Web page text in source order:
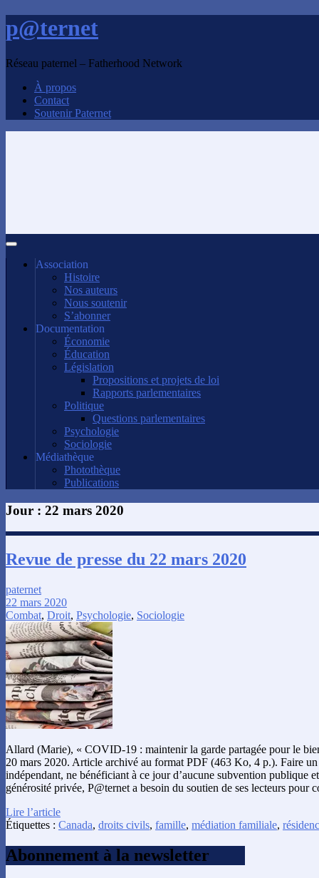
p@ternet
Réseau paternel – Fatherhood Network
À propos
Contact
Soutenir Paternet
Association
Histoire
Nos auteurs
Nous soutenir
S’abonner
Documentation
Économie
Éducation
Législation
Propositions et projets de loi
Rapports parlementaires
Politique
Questions parlementaires
Psychologie
Sociologie
Médiathèque
Photothèque
Publications
Jour : 22 mars 2020
Revue de presse du 22 mars 2020
paternet
22 mars 2020
Combat, Droit, Psychologie, Sociologie
Allard (Marie), « COVID-19 : maintenir la garde partagée pour le
20 mars 2020. Article archivé au format PDF (463 Ko, 4 p.). Faire
indépendant, ne bénéficiant à ce jour d’aucune subvention publique
générosité privée, P@ternet a besoin du soutien de ses lecteurs pour
Lire l’article
Étiquettes : Canada, droits civils, famille, médiation familiale,
Abonnement à la newsletter